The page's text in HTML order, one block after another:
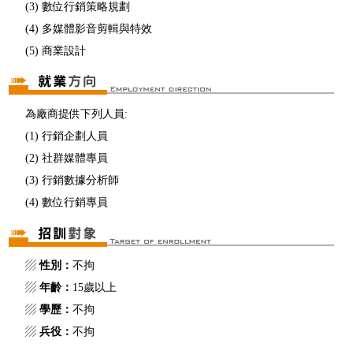
(3) 數位行銷策略規劃
(4) 多媒體影音剪輯與特效
(5) 商業設計
為廠商提供下列人員:
(1) 行銷企劃人員
(2) 社群媒體專員
(3) 行銷數據分析師
(4) 數位行銷專員
▨性別： 不拘
▨ 年齡： 15歲以上
▨ 學歷： 不拘
▨ 兵役： 不拘